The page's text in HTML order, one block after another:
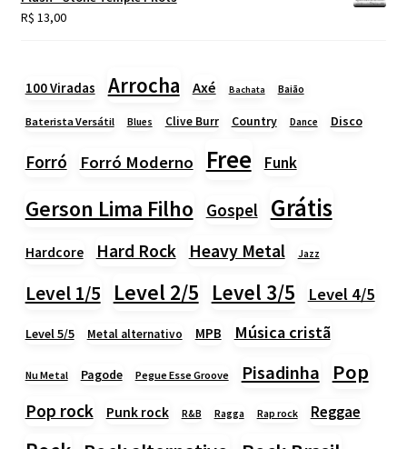
R$ 13,00
100 Viradas Arrocha Axé Bachata Baião
Baterista Versátil Blues Clive Burr Country Dance Disco
Forró Forró Moderno Free Funk
Gerson Lima Filho Gospel Grátis
Hardcore Hard Rock Heavy Metal Jazz
Level 1/5 Level 2/5 Level 3/5 Level 4/5
Level 5/5 Metal alternativo MPB Música cristã
Nu Metal Pagode Pegue Esse Groove Pisadinha Pop
Pop rock Punk rock R&B Ragga Rap rock Reggae